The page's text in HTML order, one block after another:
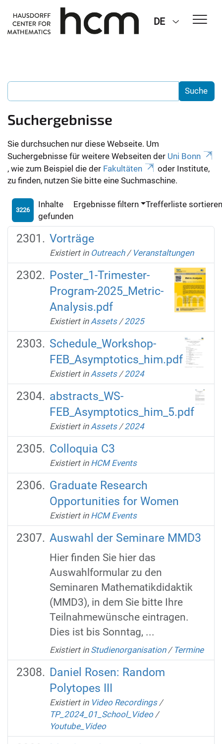
DE
Suchergebnisse
Sie durchsuchen nur diese Webseite. Um
Suchergebnisse für weitere Webseiten der Uni Bonn
, wie zum Beispiel die der Fakultäten
oder Institute,
zu finden, nutzen Sie bitte eine Suchmaschine.
3226
Inhalte
gefunden
Ergebnisse filtern Trefferliste
Vorträge
Existiert in Outreach / Veranstaltungen
Poster_1-Trimester-
Program-2025_Metric-
Analysis.pdf
Existiert in Assets /2025
Schedule_Workshop-
FEB_Asymptotics_him.pdf
Existiert in Assets /2024
abstracts_WS-
FEB_Asymptotics_him_5.pdf
Existiert in Assets /2024
Colloquia C3
Existiert in HCM Events
Graduate Research
Opportunities for Women
Existiert in HCM Events
Auswahl der Seminare MMD3
Hier finden Sie hier das
Auswahlformular zu den
Seminaren Mathematikdidaktik
(MMD3), in dem Sie bitte Ihre
Teilnahmewünsche eintragen.
Dies ist bis Sonntag, ...
Existiert in Studienorganisation / Termine
Daniel Rosen: Random
Polytopes III
Existiert in Video Recordings /
TP_2024_01_School_Video /
Youtube_Video